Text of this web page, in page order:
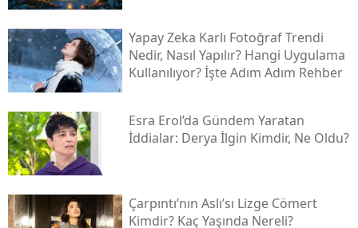
Yapay Zeka Karlı Fotoğraf Trendi
Nedir, Nasıl Yapılır? Hangi Uygulama
Kullanılıyor? İşte Adım Adım Rehber
Esra Erol’da Gündem Yaratan
İddialar: Derya İlgin Kimdir, Ne Oldu?
Çarpıntı’nın Aslı’sı Lizge Cömert
Kimdir? Kaç Yaşında Nereli?